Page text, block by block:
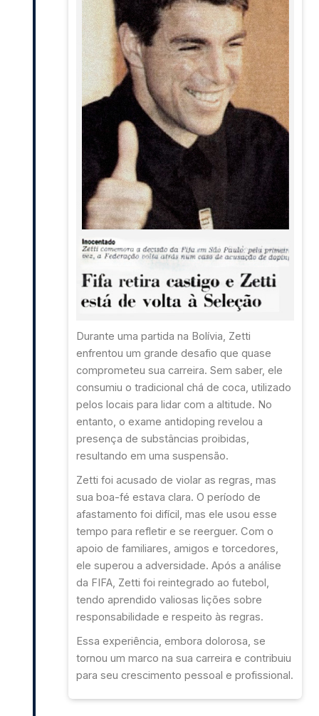
Durante uma partida na Bolívia, Zetti
enfrentou um grande desafio que quase
comprometeu sua carreira. Sem saber, ele
consumiu o tradicional chá de coca, utilizado
pelos locais para lidar com a altitude. No
entanto, o exame antidoping revelou a
presença de substâncias proibidas,
resultando em uma suspensão.
Zetti foi acusado de violar as regras, mas
sua boa-fé estava clara. O período de
afastamento foi difícil, mas ele usou esse
tempo para refletir e se reerguer. Com o
apoio de familiares, amigos e torcedores,
ele superou a adversidade. Após a análise
da FIFA, Zetti foi reintegrado ao futebol,
tendo aprendido valiosas lições sobre
responsabilidade e respeito às regras.
Essa experiência, embora dolorosa, se
tornou um marco na sua carreira e contribuiu
para seu crescimento pessoal e profissional.